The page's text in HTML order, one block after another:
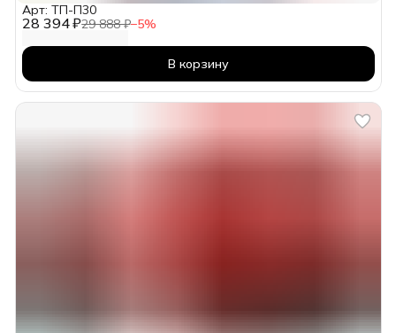
28 394 ₽29 888 ₽−5%
Арт: ТП-П30
В корзину